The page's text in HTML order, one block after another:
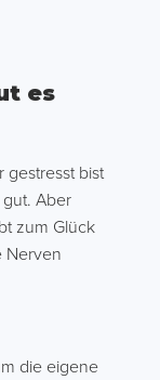
es
gestresst bist
Aber
zum Glück
Nerven
die eigene